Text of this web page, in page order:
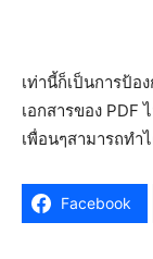
เท่านี้ก็เป็นการป้อ
เอกสารของ PDF
เพื่อนๆสามารถทำ
Facebook